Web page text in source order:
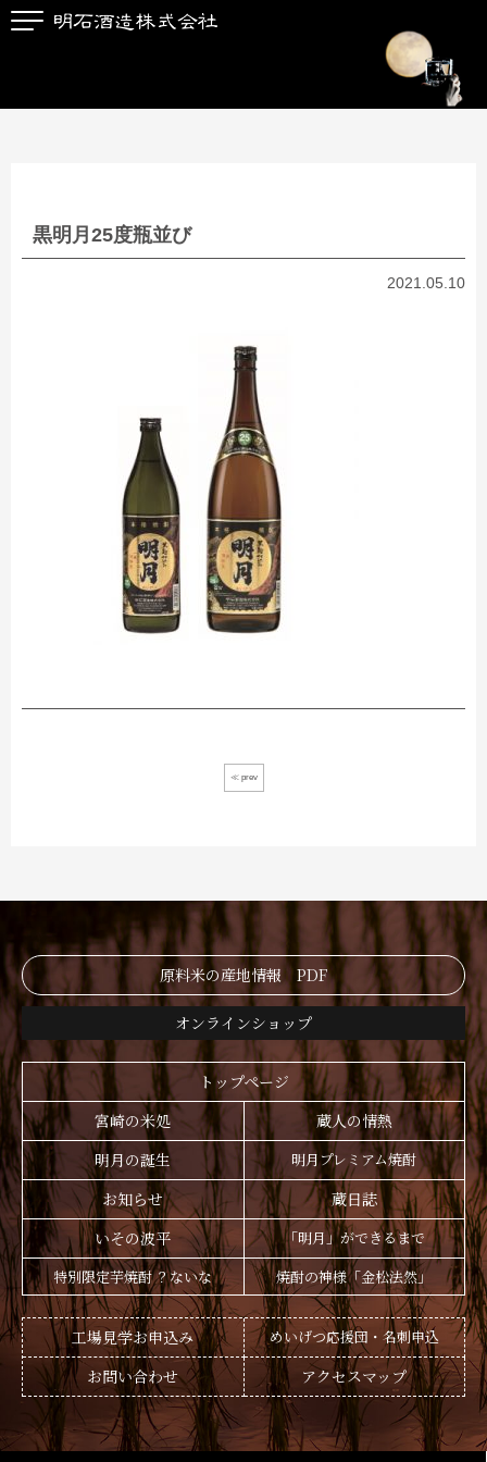
黒明月25度瓶並び
2021.05.10
≪ prev
原料米の産地情報 PDF
オンラインショップ
トップページ
宮崎の米処
蔵人の情熱
明月の誕生
明月プレミアム焼酎
お知らせ
蔵日誌
いその波平
「明月」ができるまで
特別限定芋焼酎 ？ないな
焼酎の神様「金松法然」
工場見学お申込み めいげつ応援団・名刺申込
お問い合わせ アクセスマップ